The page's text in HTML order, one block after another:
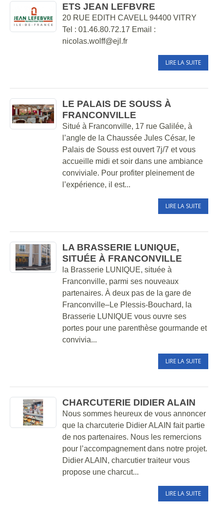
ETS JEAN LEFBVRE
20 RUE EDITH CAVELL 94400 VITRY
Tel : 01.46.80.72.17 Email :
nicolas.wolff@ejl.fr
LIRE LA SUITE
LE PALAIS DE SOUSS À
FRANCONVILLE
Situé à Franconville, 17 rue Galilée, à
l’angle de la Chaussée Jules César, le
Palais de Souss est ouvert 7j/7 et vous
accueille midi et soir dans une ambiance
conviviale. Pour profiter pleinement de
l’expérience, il est...
LIRE LA SUITE
LA BRASSERIE LUNIQUE,
SITUÉE À FRANCONVILLE
la Brasserie LUNIQUE, située à
Franconville, parmi ses nouveaux
partenaires. À deux pas de la gare de
Franconville–Le Plessis-Bouchard, la
Brasserie LUNIQUE vous ouvre ses
portes pour une parenthèse gourmande et
convivia...
LIRE LA SUITE
CHARCUTERIE DIDIER ALAIN
Nous sommes heureux de vous annoncer
que la charcuterie Didier ALAIN fait partie
de nos partenaires. Nous les remercions
pour l’accompagnement dans notre projet.
Didier ALAIN, charcutier traiteur vous
propose une charcut...
LIRE LA SUITE